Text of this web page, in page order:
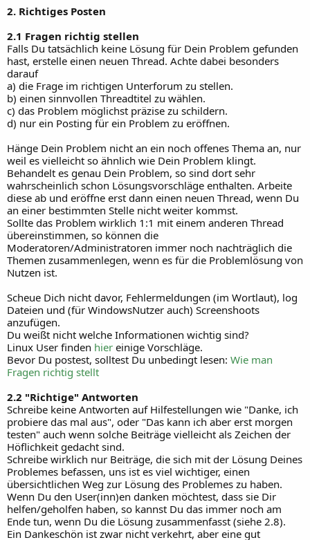
2. Richtiges Posten
2.1 Fragen richtig stellen
Falls Du tatsächlich keine Lösung für Dein Problem gefunden
hast, erstelle einen neuen Thread. Achte dabei besonders
darauf
a) die Frage im richtigen Unterforum zu stellen.
b) einen sinnvollen Threadtitel zu wählen.
c) das Problem möglichst präzise zu schildern.
d) nur ein Posting für ein Problem zu eröffnen.
Hänge Dein Problem nicht an ein noch offenes Thema an, nur
weil es vielleicht so ähnlich wie Dein Problem klingt.
Behandelt es genau Dein Problem, so sind dort sehr
wahrscheinlich schon Lösungsvorschläge enthalten. Arbeite
diese ab und eröffne erst dann einen neuen Thread, wenn Du
an einer bestimmten Stelle nicht weiter kommst.
Sollte das Problem wirklich 1:1 mit einem anderen Thread
übereinstimmen, so können die
Moderatoren/Administratoren immer noch nachträglich die
Themen zusammenlegen, wenn es für die Problemlösung von
Nutzen ist.
Scheue Dich nicht davor, Fehlermeldungen (im Wortlaut), log
Dateien und (für WindowsNutzer auch) Screenshoots
anzufügen.
Du weißt nicht welche Informationen wichtig sind?
Linux User finden hier einige Vorschläge.
Bevor Du postest, solltest Du unbedingt lesen: Wie man
Fragen richtig stellt
2.2 "Richtige" Antworten
Schreibe keine Antworten auf Hilfestellungen wie "Danke, ich
probiere das mal aus", oder "Das kann ich aber erst morgen
testen" auch wenn solche Beiträge vielleicht als Zeichen der
Höflichkeit gedacht sind.
Schreibe wirklich nur Beiträge, die sich mit der Lösung Deines
Problemes befassen, uns ist es viel wichtiger, einen
übersichtlichen Weg zur Lösung des Problemes zu haben.
Wenn Du den User(inn)en danken möchtest, dass sie Dir
helfen/geholfen haben, so kannst Du das immer noch am
Ende tun, wenn Du die Lösung zusammenfasst (siehe 2.8).
Ein Dankeschön ist zwar nicht verkehrt, aber eine gut